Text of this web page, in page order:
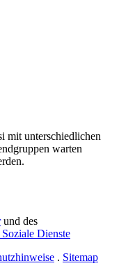
mit unterschiedlichen
warten
und des
Dienste
. Sitemap